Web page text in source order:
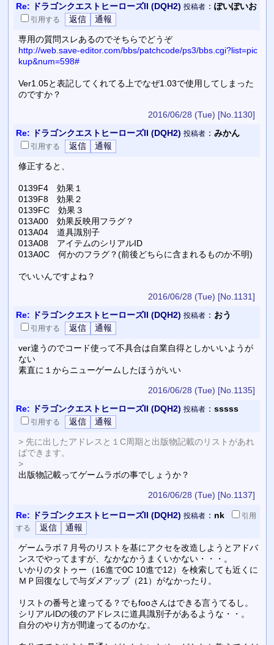
Re: ドラゴンクエストヒーローズII (DQH2) 投稿者： ぽいぽいお
引用する
専用の質問スレあるのでそちらでどうぞ
http://web.save-editor.com/bbs/patchcode/ps3/bbs.cgi?list=pic
kup&num=598#
Ver1.05と表記してくれてる上でなぜ1.03で使用してしまった
のですか？
2016/06/28 (Tue) [No.1130]
Re: ドラゴンクエストヒーローズII (DQH2) 投稿者： みかん
引用する
修正すると、
0139F4 効果１
0139F8 効果２
0139FC 効果３
013A00 効果反映用フラグ？
013A04 道具識別子
013A08 アイテムのシリアルID
013A0C 何かのフラグ？(前後どちらに含まれるものか不明)
でいいんですよね？
2016/06/28 (Tue) [No.1131]
Re: ドラゴンクエストヒーローズII (DQH2) 投稿者： おう
引用する
ver違うのでコード使って不具合は自業自得としかいいようが
ない
素直に１からニューゲームしたほうがいい
2016/06/28 (Tue) [No.1135]
Re: ドラゴンクエストヒーローズII (DQH2) 投稿者： sssss
引用する
> 先に出したアドレスと１C周期と出版物記載のリストがあれ
ばできます。
>
出版物記載ってゲームラボの事でしょうか？
2016/06/28 (Tue) [No.1137]
Re: ドラゴンクエストヒーローズII (DQH2) 投稿者： nk
引用
する
ゲームラボ７月号のリストを基にアクセを改造しようとアドバ
ンスでやってますが、なかなかうまくいかない・・・。
いかりのタトゥー（16進で0C 10進で12）を検索しても近くに
ＭＰ回復なしで与ダメアップ（21）がなかったり。
リストの番号と違ってる？でもfooさんはできる言うてるし。
シリアルIDの後のアドレスに道具識別子があるような・・。
自分のやり方が間違ってるのかな。